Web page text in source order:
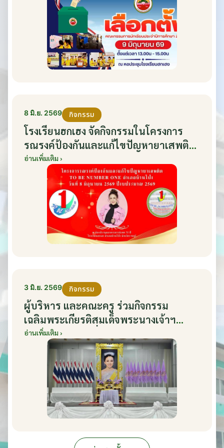
8 มิ.ย. 2569 กิจกรรม
โรงเรียนฮกเฮง จัดกิจกรรมในโครงการ
รณรงค์ป้องกันและแก้ไขปัญหายาเสพติด
TO BE NUMBER ONE อำเภอบ้านโป่ง
ปีงบประมาณ 2569 ให้กับนักเรียนแกนนำ
ในวันที่ 8 มิถุนายน 2569
อ่านเพิ่มเติม ›
3 มิ.ย. 2569 กิจกรรม
ผู้บริหาร และคณะครู ร่วมกิจกรรม
เฉลิมพระเกียรติสมเด็จพระนางเจ้าฯ
พระบรมราชินี เนื่องในโอกาสวันเฉลิม
พระชนมพรรษา กับหน่วยงานอำเภอเมือง
บ้านโป่ง ณ ศาลาประชาคมริมน้ำ วันที่ 3
มิถุนายน 2569
อ่านเพิ่มเติม ›